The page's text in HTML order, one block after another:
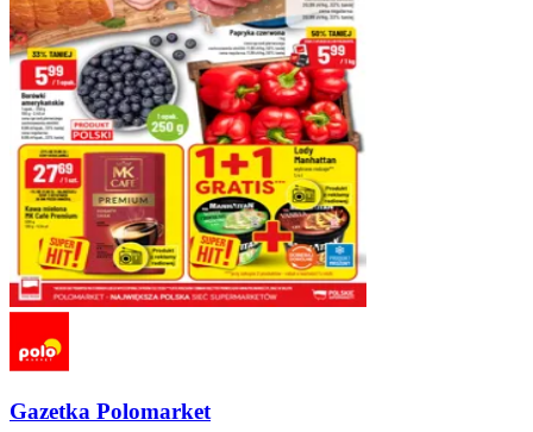
Gazetka Polomarket